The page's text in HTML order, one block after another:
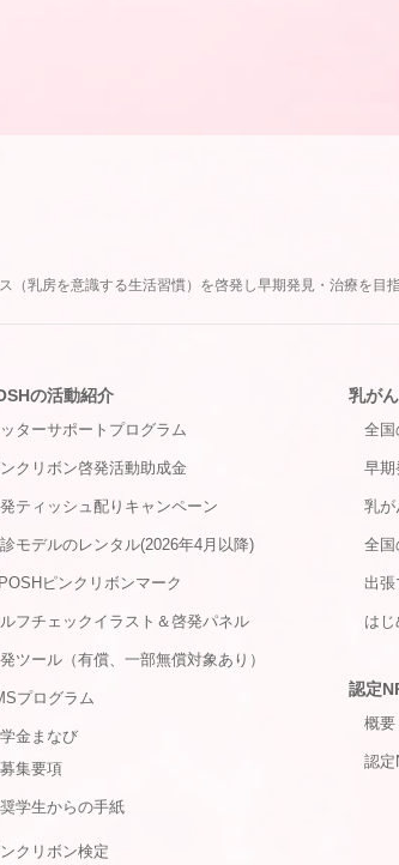
（乳房を意識する生活習慣）を啓発し早期発見・治療を目
の活動紹介
ターサポートプログラム
クリボン啓発活動助成金
ティッシュ配りキャンペーン
モデルのレンタル(2026年4月以降)
ピンクリボンマーク
フチェックイラスト＆啓発パネル
ツール（有償、一部無償対象あり）
プログラム
金まなび
募集要項
奨学生からの手紙
クリボン検定
乳が
全国
早期
乳が
全国
出
は
認定
概要
認定